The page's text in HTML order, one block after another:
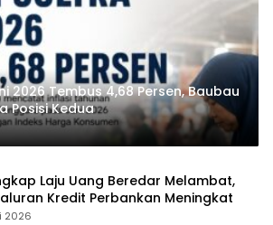
2026 Tembus 4,68 Persen, Baubau
Posisi Kedua
Laju Uang Beredar Melambat,
Kredit Perbankan Meningkat
2026